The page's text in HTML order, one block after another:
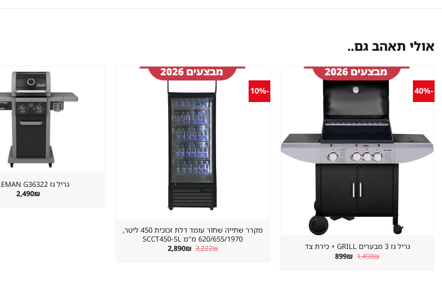
אולי תאהב גם..
-40%
גריל גז 3 מבערים GRILL + כירת צד
1,498₪ המחיר
המקורי
899₪ המחיר
-10%
מקרר שתייה שחור עומד דלת זכוכית 450 ליטר,
620/655/1970 מ"מ SCCT450-SL
3,222₪ המחיר
המקורי
2,890₪ המחיר
גריל גז ⁦COLEMAN G36322⁩
2,490₪